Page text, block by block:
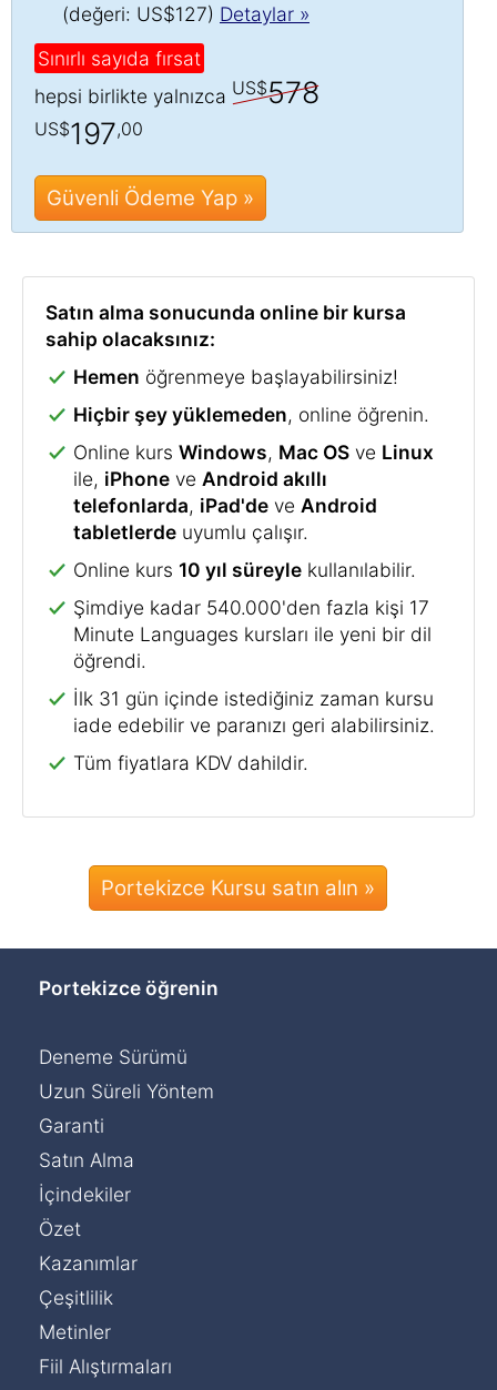
(değeri: US$127) Detaylar »
Sınırlı sayıda fırsat
hepsi birlikte yalnızca US$578
US$197,00
Güvenli Ödeme Yap »
Satın alma sonucunda online bir kursa
sahip olacaksınız:
Hemen öğrenmeye başlayabilirsiniz!
Hiçbir şey yüklemeden, online öğrenin.
Online kurs Windows, Mac OS ve Linux
ile, iPhone ve Android akıllı
telefonlarda, iPad'de ve Android
tabletlerde uyumlu çalışır.
Online kurs 10 yıl süreyle kullanılabilir.
Şimdiye kadar 540.000'den fazla kişi 17
Minute Languages kursları ile yeni bir dil
öğrendi.
İlk 31 gün içinde istediğiniz zaman kursu
iade edebilir ve paranızı geri alabilirsiniz.
Tüm fiyatlara KDV dahildir.
Portekizce Kursu satın alın »
Portekizce öğrenin
Deneme Sürümü
Uzun Süreli Yöntem
Garanti
Satın Alma
İçindekiler
Özet
Kazanımlar
Çeşitlilik
Metinler
Fiil Alıştırmaları